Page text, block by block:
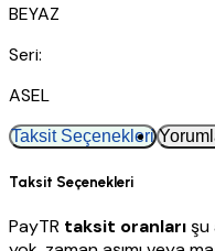
BEYAZ
Seri:
ASEL
Taksit Seçenekleri
Taksit Seçenekleri
PayTR taksit oranlarışu